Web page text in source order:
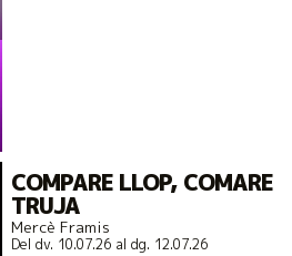
COMPARE LLOP, COMARE
TRUJA
Mercè Framis
Del dv. 10.07.26al dg. 12.07.26